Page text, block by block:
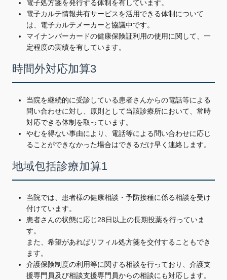
電子処方箋を発行する体制を有しています。
電子カルテ情報共有サービスを活用できる体制について
は、電子カルテメーカーと協議中です。
マイナンバーカードの健康保険証利用の使用に関して、一
定程度の実績を有しています。
時間外対応加算3
当院を継続的に受診している患者さんからの電話等による
問い合わせに対し、原則として当該診療所において、常時
対応できる体制を取っています。
やむを得ない事由により、電話等による問い合わせに応じ
ることができなかった場合はできるだけ早く連絡します。
地域包括診療加算1
当院では、患者様の健康相談・予防接種に係る相談を受け
付けています。
患者さんの状態に応じ28日以上の長期投薬を行っていま
す。
また、希望があればリフィル処方箋を交付することもでき
ます。
介護保険制度の利用等に関する相談を行っており、介護支
援専門員及び相談支援専門員からの相談にも対応します。